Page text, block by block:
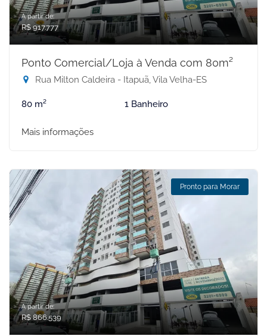
A partir de:
R$ 917.777
Ponto Comercial/Loja à Venda com 80m²
Rua Milton Caldeira - Itapuã, Vila Velha-ES
80 m² 1 Banheiro
Mais informações
Pronto para Morar
A partir de:
R$ 866.539